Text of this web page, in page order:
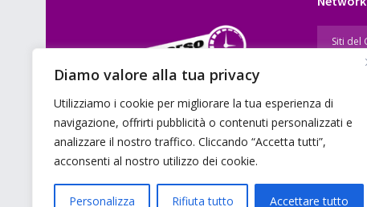
Diamo valore alla tua privacy
Utilizziamo i cookie per migliorare la tua esperienza di
navigazione, offrirti pubblicità o contenuti personalizzati e
analizzare il nostro traffico. Cliccando “Accetta tutti”,
acconsenti al nostro utilizzo dei cookie.
Personalizza Rifiuta tutto Accettare tutto
E’ un portale di news ai sensi del D.L.
7/5/2001 n. 62